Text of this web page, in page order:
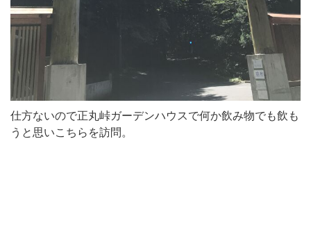
仕方ないので正丸峠ガーデンハウスで何か飲み物でも飲も
うと思いこちらを訪問。